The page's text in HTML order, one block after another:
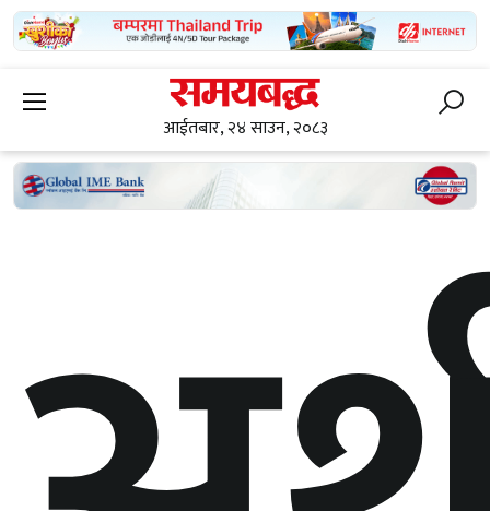
आईतबार, २४ साउन, २०८३